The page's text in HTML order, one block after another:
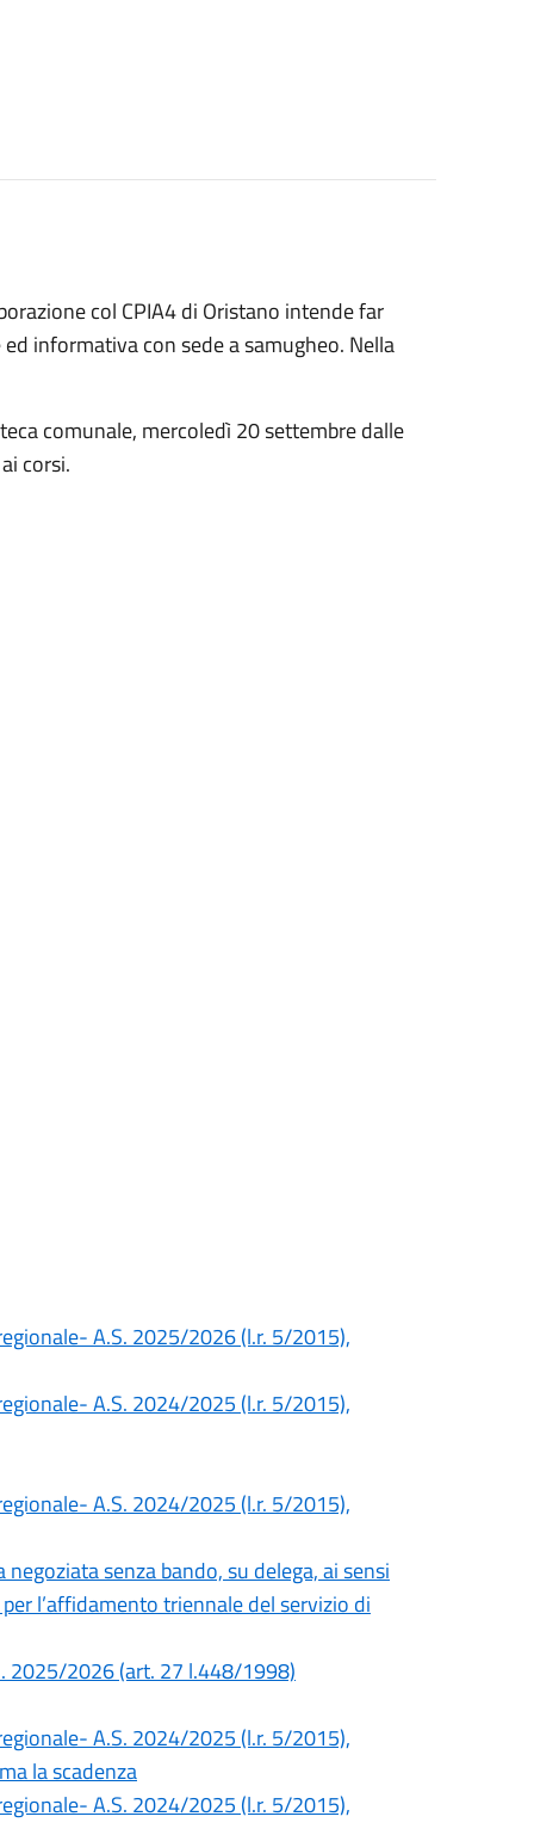
col CPIA4 di Oristano intende far
informativa con sede a samugheo. Nella
comunale, mercoledì 20 settembre dalle
corsi.
A.S. 2025/2026 (l.r. 5/2015),
A.S. 2024/2025 (l.r. 5/2015),
A.S. 2024/2025 (l.r. 5/2015),
senza bando, su delega, ai sensi
l’affidamento triennale del servizio di
2025/2026 (art. 27 l.448/1998)
A.S. 2024/2025 (l.r. 5/2015),
la scadenza
A.S. 2024/2025 (l.r. 5/2015),